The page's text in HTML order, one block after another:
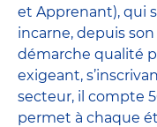
et Apprenant), qui
incarne, depuis
démarche qualité
exigeant,
secteur, il compte
permet à chaque